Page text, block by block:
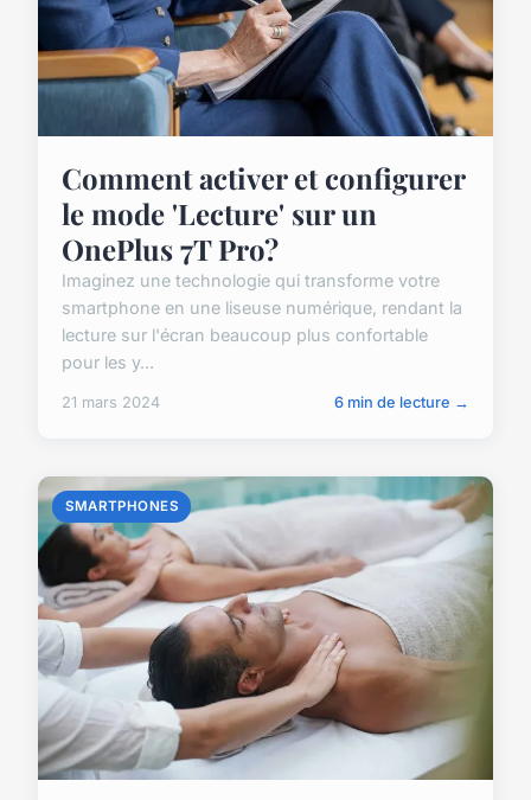
Comment activer et configurer
le mode 'Lecture' sur un
OnePlus 7T Pro?
Imaginez une technologie qui transforme votre
smartphone en une liseuse numérique, rendant la
lecture sur l'écran beaucoup plus confortable
pour les y...
21 mars 2024 6 min de lecture →
SMARTPHONES